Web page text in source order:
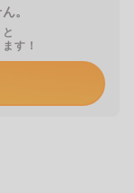
。
す！